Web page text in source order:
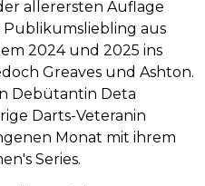
allerersten Auflage
aus
2024 und 2025 ins
Greaves und Ashton.
Debütantin Deta
Darts-Veteranin
Monat mit ihrem
Series.